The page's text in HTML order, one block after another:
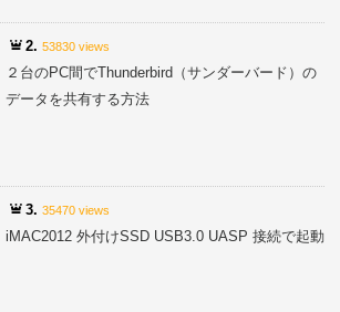
2.53830 views
２台のPC間でThunderbird（サンダーバード）の
データを共有する方法
3.35470 views
iMAC2012 外付けSSD USB3.0 UASP 接続で起動